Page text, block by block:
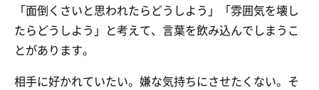
「面倒くさいと思われたらどうしよう」「雰囲気を壊し
たらどうしよう」と考えて、言葉を飲み込んでしまうこ
とがあります。
相手に好かれていたい。嫌な気持ちにさせたくない。そ